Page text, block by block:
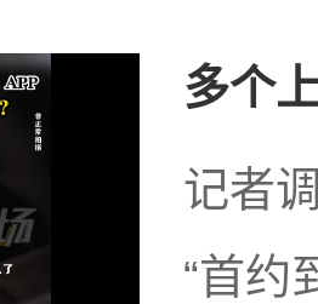
多个
记者
“首约